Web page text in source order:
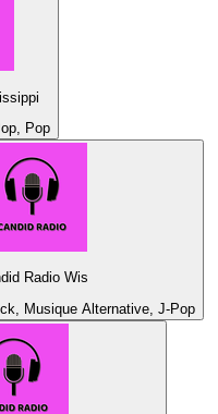
Pop
Radio Wis
Musique Alternative, J-Pop